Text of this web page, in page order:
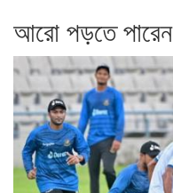
আরো পড়তে পারেন